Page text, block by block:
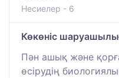
Несиелер - 6
Көкөніс
Пән ашық және
өсірудің